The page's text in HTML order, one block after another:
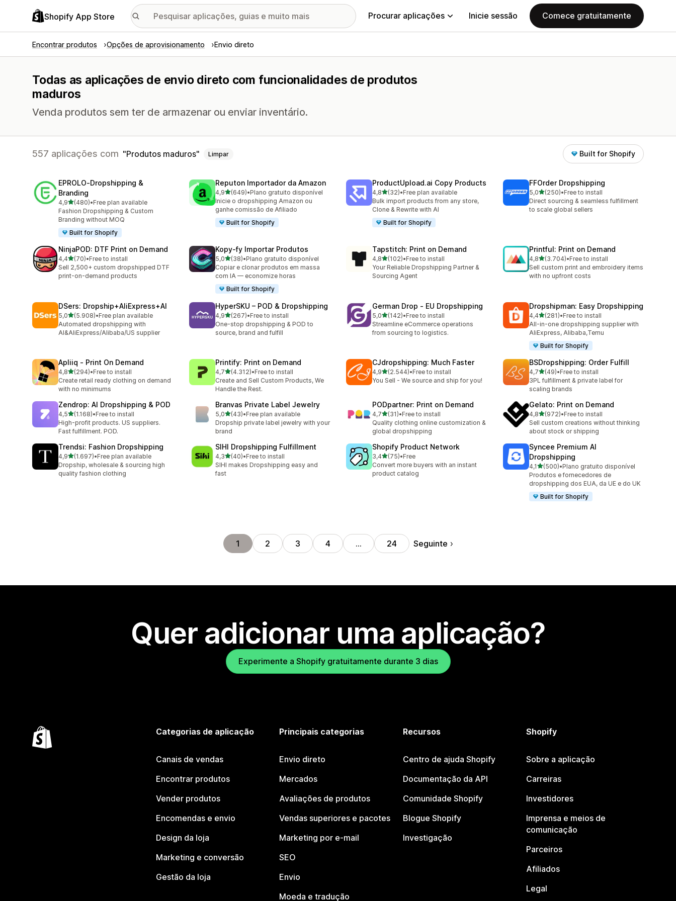
Shopify App Store Procurar aplicações Inicie sessão Comece gratuitamente
Encontrar produtos Opções de aprovisionamento Envio direto
Todas as aplicações de envio direto com funcionalidades de produtos
maduros
Venda produtos sem ter de armazenar ou enviar inventário.
557 aplicações com Produtos maduros Limpar Built for Shopify
EPROLO‑Dropshipping &
Branding
4,9de 5 estrelas
(480)
480 total de avaliações
•Free plan available
Fashion Dropshipping & Custom
Branding without MOQ
Built for Shopify
Reputon Importador da Amazon
4,9de 5 estrelas
(649)
649 total de avaliações
•Plano gratuito disponível
Inicie o dropshipping Amazon ou
ganhe comissão de Afiliado
Built for Shopify
ProductUpload.ai Copy Products
4,8de 5 estrelas
(32)
32 total de avaliações
•Free plan available
Bulk import products from any store,
Clone & Rewrite with AI
Built for Shopify
FFOrder Dropshipping
5,0de 5 estrelas
(250)
250 total de avaliações
•Free to install
Direct sourcing & seamless fulfillment
to scale global sellers
NinjaPOD: DTF Print on Demand
4,4de 5 estrelas
(70)
70 total de avaliações
•Free to install
Sell 2,500+ custom dropshipped DTF
print-on-demand products
Kopy‑fy Importar Produtos
5,0de 5 estrelas
(38)
38 total de avaliações
•Plano gratuito disponível
Copiar e clonar produtos em massa
com IA — economize horas
Built for Shopify
Tapstitch: Print on Demand
4,8de 5 estrelas
(102)
102 total de avaliações
•Free to install
Your Reliable Dropshipping Partner &
Sourcing Agent
Printful: Print on Demand
4,8de 5 estrelas
(3.704)
3704 total de avaliações
•Free to install
Sell custom print and embroidery items
with no upfront costs
DSers: Dropship+AliExpress+AI
5,0de 5 estrelas
(5.908)
5908 total de avaliações
•Free plan available
Automated dropshipping with
AI&AliExpress/Alibaba/US supplier
HyperSKU – POD & Dropshipping
4,9de 5 estrelas
(267)
267 total de avaliações
•Free to install
One-stop dropshipping & POD to
source, brand and fulfill
German Drop ‑ EU Dropshipping
5,0de 5 estrelas
(142)
142 total de avaliações
•Free to install
Streamline eCommerce operations
from sourcing to logistics.
Dropshipman: Easy Dropshipping
4,4de 5 estrelas
(281)
281 total de avaliações
•Free to install
All-in-one dropshipping supplier with
AliExpress, Alibaba,Temu
Built for Shopify
Apliiq ‑ Print On Demand
4,8de 5 estrelas
(294)
294 total de avaliações
•Free to install
Create retail ready clothing on demand
with no minimums
Printify: Print on Demand
4,7de 5 estrelas
(4.312)
4312 total de avaliações
•Free to install
Create and Sell Custom Products, We
Handle the Rest.
CJdropshipping: Much Faster
4,9de 5 estrelas
(2.544)
2544 total de avaliações
•Free to install
You Sell - We source and ship for you!
BSDropshipping: Order Fulfill
4,7de 5 estrelas
(49)
49 total de avaliações
•Free to install
3PL fulfillment & private label for
scaling brands
Zendrop: AI Dropshipping & POD
4,5de 5 estrelas
(1.168)
1168 total de avaliações
•Free to install
High-profit products. US suppliers.
Fast fulfillment. POD.
Branvas Private Label Jewelry
5,0de 5 estrelas
(43)
43 total de avaliações
•Free plan available
Dropship private label jewelry with your
brand
PODpartner: Print on Demand
4,7de 5 estrelas
(31)
31 total de avaliações
•Free to install
Quality clothing online customization &
global dropshipping
Gelato: Print on Demand
4,8de 5 estrelas
(972)
972 total de avaliações
•Free to install
Sell custom creations without thinking
about stock or shipping
Trendsi: Fashion Dropshipping
4,9de 5 estrelas
(1.697)
1697 total de avaliações
•Free plan available
Dropship, wholesale & sourcing high
quality fashion clothing
SIHI Dropshipping Fulfillment
4,3de 5 estrelas
(40)
40 total de avaliações
•Free to install
SIHI makes Dropshipping easy and
fast
Shopify Product Network
3,4de 5 estrelas
(75)
75 total de avaliações
•Free
Convert more buyers with an instant
product catalog
Syncee Premium AI
Dropshipping
4,1de 5 estrelas
(500)
500 total de avaliações
•Plano gratuito disponível
Produtos e fornecedores de
dropshipping dos EUA, da UE e do UK
Built for Shopify
1 2 3 4 … 24 Seguinte
Quer adicionar uma aplicação?
Experimente a Shopify gratuitamente durante 3 dias
Categorias de aplicação
Canais de vendas
Encontrar produtos
Vender produtos
Encomendas e envio
Design da loja
Marketing e conversão
Gestão da loja
Principais categorias
Envio direto
Mercados
Avaliações de produtos
Vendas superiores e pacotes
Marketing por e-mail
SEO
Envio
Moeda e tradução
Recursos
Centro de ajuda Shopify
Documentação da API
Comunidade Shopify
Blogue Shopify
Investigação
Shopify
Sobre a aplicação
Carreiras
Investidores
Imprensa e meios de
comunicação
Parceiros
Afiliados
Legal